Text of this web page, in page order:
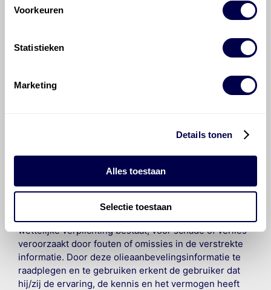
Voorkeuren
Statistieken
Marketing
Details tonen
Alles toestaan
Selectie toestaan
serie is productadvies beschikbaar?
gereproduceerd, opgeslagen in een database of op
Organisation B.V. Hoewel alles in het werk is gesteld
om ervoor te zorgen dat deze gegevens zo accuraat
en compleet mogelijk zijn, wordt geen
wettelijke verplichting bestaat, voor schade of verlies
veroorzaakt door fouten of omissies in de verstrekte
informatie. Door deze olieaanbevelingsinformatie te
raadplegen en te gebruiken erkent de gebruiker dat
hij/zij de ervaring, de kennis en het vermogen heeft